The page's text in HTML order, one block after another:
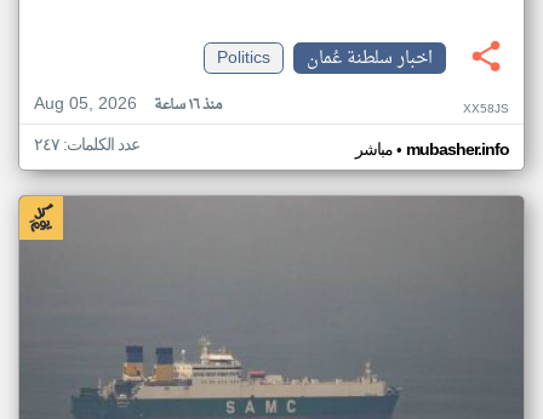
اخبار سلطنة عُمان
Politics
Aug 05, 2026
منذ ١٦ ساعة XX58JS
مباشر• mubasher.info عدد الكلمات: ٢٤٧